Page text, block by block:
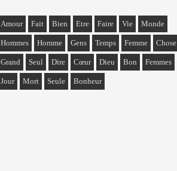
Amour Fait Bien Etre Faire Vie Monde
Hommes Homme Gens Temps Femme Chose
Grand Seul Dire Cœur Dieu Bon Femmes
Jour Mort Seule Bonheur